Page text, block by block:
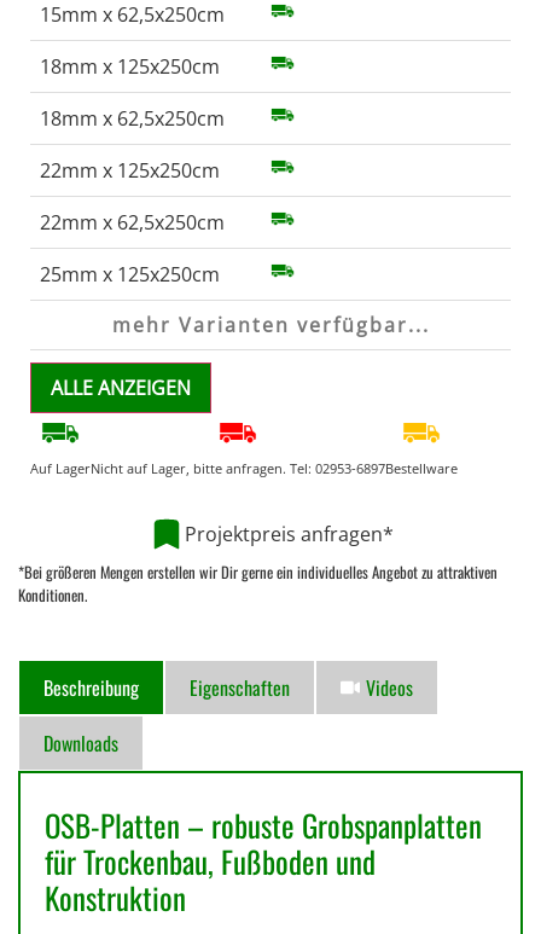
15mm x 62,5x250cm
18mm x 125x250cm
18mm x 62,5x250cm
22mm x 125x250cm
22mm x 62,5x250cm
25mm x 125x250cm
mehr Varianten verfügbar...
ALLE ANZEIGEN
Auf LagerNicht auf Lager, bitte anfragen. Tel: 02953-6897Bestellware
Projektpreis anfragen*
*Bei größeren Mengen erstellen wir Dir gerne ein individuelles Angebot zu attraktiven
Konditionen.
Beschreibung Eigenschaften
Videos
Downloads
OSB-Platten – robuste Grobspanplatten
für Trockenbau, Fußboden und
Konstruktion